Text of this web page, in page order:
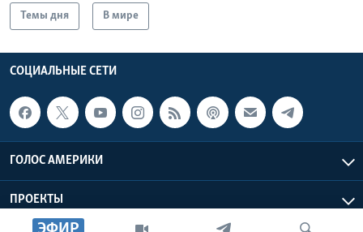
Темы дня В мире
СОЦИАЛЬНЫЕ СЕТИ
ГОЛОС АМЕРИКИ
ПРОЕКТЫ